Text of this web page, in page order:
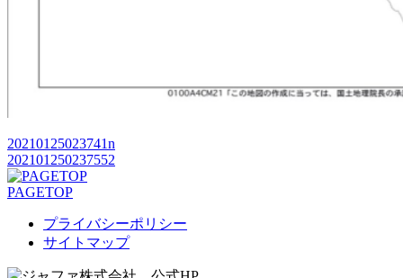
20210125023741n
202101250237552
PAGETOP
プライバシーポリシー
サイトマップ